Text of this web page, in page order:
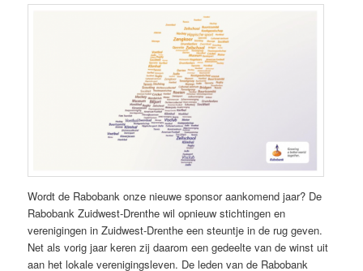
Wordt de Rabobank onze nieuwe sponsor aankomend jaar? De
Rabobank Zuidwest-Drenthe wil opnieuw stichtingen en
verenigingen in Zuidwest-Drenthe een steuntje in de rug geven.
Net als vorig jaar keren zij daarom een gedeelte van de winst uit
aan het lokale verenigingsleven. De leden van de Rabobank